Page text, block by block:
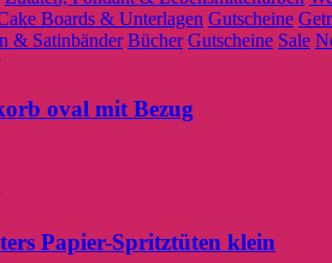
Boards & Unterlagen Gutscheine
& Satinbänder Bücher Gutscheine Sale
oval mit Bezug
Papier-Spritztüten klein